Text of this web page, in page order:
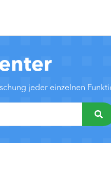
jeder einzelnen